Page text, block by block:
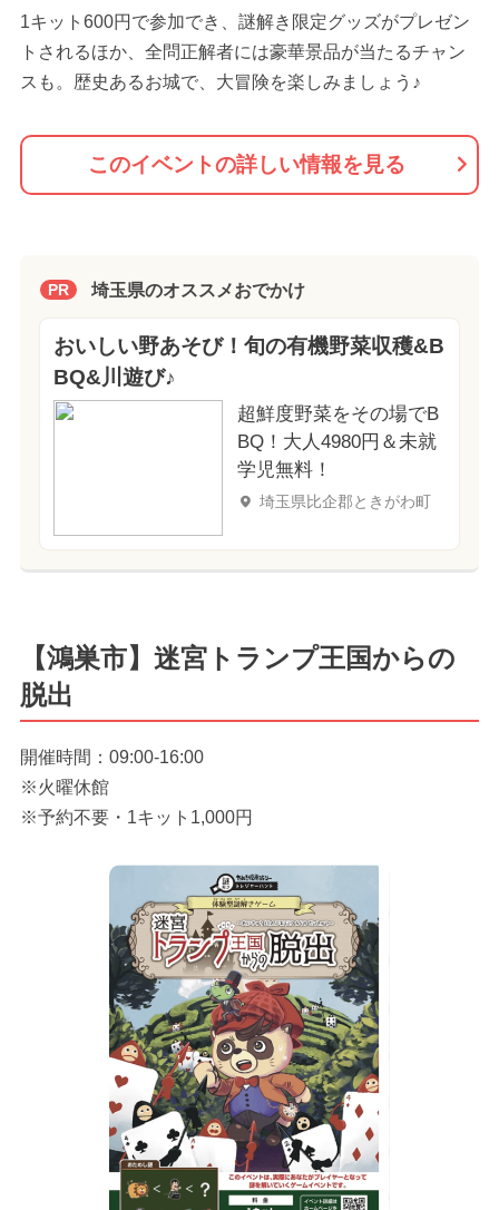
1キット600円で参加でき、謎解き限定グッズがプレゼン
トされるほか、全問正解者には豪華景品が当たるチャン
スも。歴史あるお城で、大冒険を楽しみましょう♪
このイベントの詳しい情報を見る
PR 埼玉県のオススメおでかけ
おいしい野あそび！旬の有機野菜収穫&B
BQ&川遊び♪
超鮮度野菜をその場でB
BQ！大人4980円＆未就
学児無料！
埼玉県比企郡ときがわ町
【鴻巣市】迷宮トランプ王国からの
脱出
開催時間：09:00-16:00
※火曜休館
※予約不要・1キット1,000円